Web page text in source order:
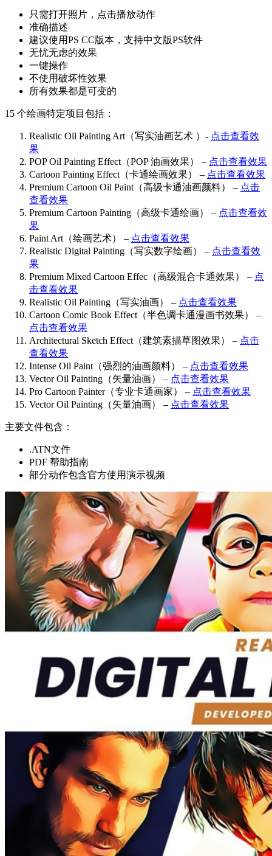
只需打开照片，点击播放动作
准确描述
建议使用PS CC版本，支持中文版PS软件
无忧无虑的效果
一键操作
不使用破坏性效果
所有效果都是可变的
15 个绘画特定项目包括：
Realistic Oil Painting Art（写实油画艺术 ）- 点击查看效
果
POP Oil Painting Effect（POP 油画效果） – 点击查看效果
Cartoon Painting Effect（卡通绘画效果） – 点击查看效果
Premium Cartoon Oil Paint（高级卡通油画颜料） – 点击
查看效果
Premium Cartoon Painting（高级卡通绘画） – 点击查看效
果
Paint Art（绘画艺术） – 点击查看效果
Realistic Digital Painting（写实数字绘画） – 点击查看效
果
Premium Mixed Cartoon Effec（高级混合卡通效果） – 点
击查看效果
Realistic Oil Painting（写实油画） – 点击查看效果
Cartoon Comic Book Effect（半色调卡通漫画书效果） –
点击查看效果
Architectural Sketch Effect（建筑素描草图效果） – 点击
查看效果
Intense Oil Paint（强烈的油画颜料） – 点击查看效果
Vector Oil Painting（矢量油画） – 点击查看效果
Pro Cartoon Painter（专业卡通画家） – 点击查看效果
Vector Oil Painting（矢量油画） – 点击查看效果
主要文件包含：
.ATN文件
PDF 帮助指南
部分动作包含官方使用演示视频